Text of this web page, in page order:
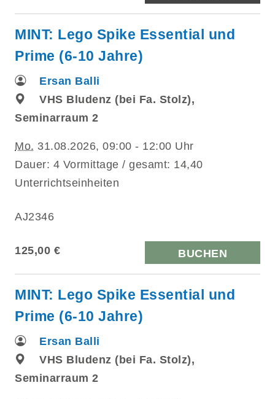
MINT: Lego Spike Essential und
Prime (6-10 Jahre)
Ersan Balli
VHS Bludenz (bei Fa. Stolz),
Seminarraum 2
Mo. 31.08.2026, 09:00 - 12:00 Uhr
Dauer: 4 Vormittage / gesamt: 14,40
Unterrichtseinheiten
AJ2346
125,00 € BUCHEN
MINT: Lego Spike Essential und
Prime (6-10 Jahre)
Ersan Balli
VHS Bludenz (bei Fa. Stolz),
Seminarraum 2